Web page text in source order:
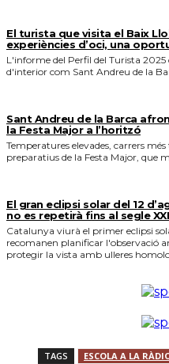
El turista que visita el Baix
experiències d’oci, una
L'informe del Perfil del Turista
d'interior com Sant Andreu de la
Sant Andreu de la Barca
la Festa Major a l’horitzó
Temperatures elevades, carrers
preparatius de la Festa Major, que
El gran eclipsi solar del 12
no es repetirà fins al segle
Catalunya viurà el primer eclipsi
recomanen planificar l'observació
protegir la vista amb ulleres
TAGS ESCOLA A LA